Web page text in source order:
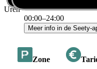
Uren
00:00–24:00
Meer info in de Seety-
Zone